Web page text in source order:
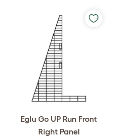
Eglu Go UP Run Front
Right Panel